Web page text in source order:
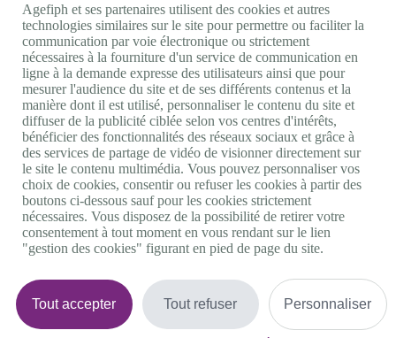
Nos autres sites
Site portail Agefiph
Activateur de progrès
Handinnov
Innovation et recherche
Université du RRH
Service AppuiPro
Nous suivre
Youtube
Linkedin
Facebook
Twitter
0 800 11 10 09Services & appel gratuitsDe 9h à 18h.
Nous contacter
Plateforme de mise en contact LSF
Agefiph et ses partenaires utilisent des cookies et autres
technologies similaires sur le site pour permettre ou faciliter la
communication par voie électronique ou strictement
nécessaires à la fourniture d'un service de communication en
ligne à la demande expresse des utilisateurs ainsi que pour
mesurer l'audience du site et de ses différents contenus et la
manière dont il est utilisé, personnaliser le contenu du site et
diffuser de la publicité ciblée selon vos centres d'intérêts,
bénéficier des fonctionnalités des réseaux sociaux et grâce à
des services de partage de vidéo de visionner directement sur
le site le contenu multimédia. Vous pouvez personnaliser vos
choix de cookies, consentir ou refuser les cookies à partir des
boutons ci-dessous sauf pour les cookies strictement
nécessaires. Vous disposez de la possibilité de retirer votre
consentement à tout moment en vous rendant sur le lien
"gestion des cookies" figurant en pied de page du site.
Tout accepter Tout refuser Personnaliser